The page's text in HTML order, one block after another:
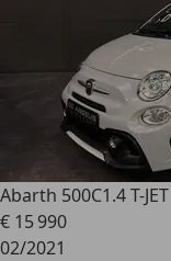
Abarth 500C1.4 T-
€ 15 990
02/2021